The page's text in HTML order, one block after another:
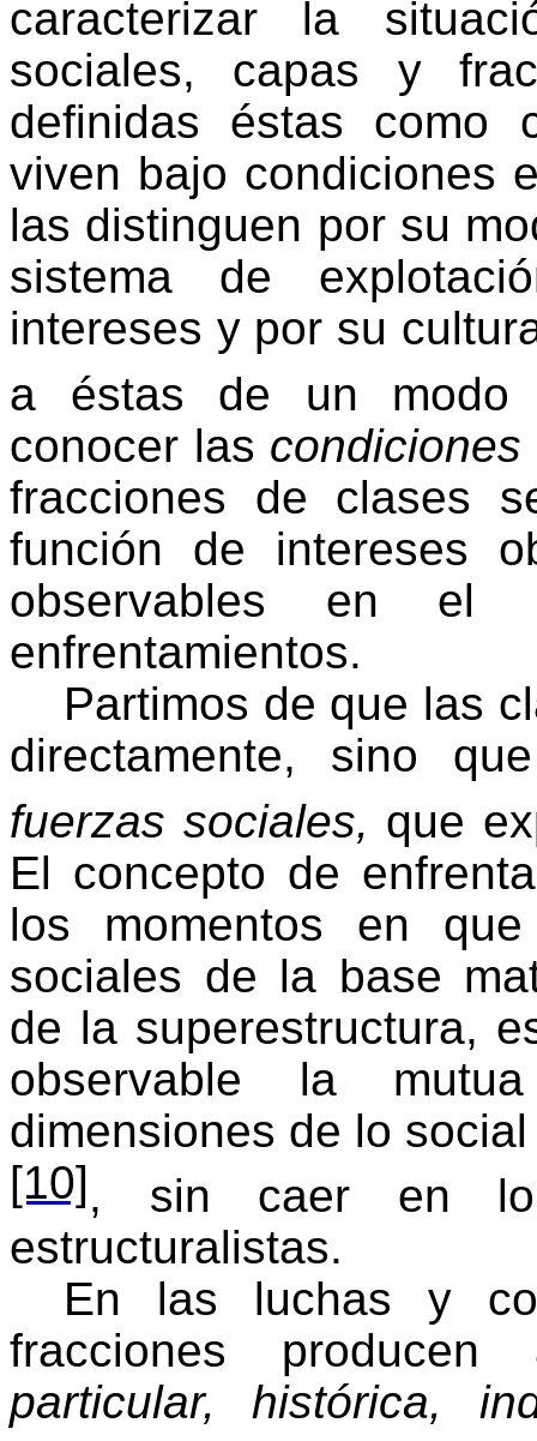
caracterizar la
sociales, capas y
definidas éstas como
viven bajo condiciones
las distinguen por su
sistema de
intereses y por su
a éstas de un modo
conocer las condiciones
fracciones de clases
función de intereses
observables en
enfrentamientos.
Partimos de que las
directamente, sino
fuerzas sociales, que
El concepto de
los momentos en
sociales de la base
de la superestructura,
observable la
dimensiones de lo
[10], sin caer en lo
estructuralistas.
En las luchas y
fracciones producen
particular, histórica,